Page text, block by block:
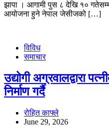
झापा । आगामी पुस ८ देखि १०
आयोजना हुने नेपाल जेसीजको […]
विविध
समाचार
उद्योगी अग्रवालद्वारा
निर्माण गर्दै
रोहित काफ्ले
June 29, 2026